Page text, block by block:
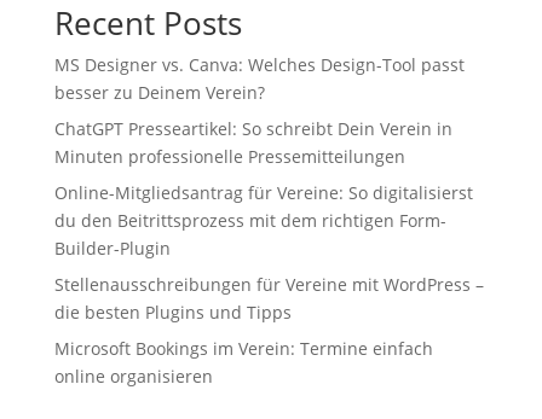
Recent Posts
MS Designer vs. Canva: Welches Design-Tool passt
besser zu Deinem Verein?
ChatGPT Presseartikel: So schreibt Dein Verein in
Minuten professionelle Pressemitteilungen
Online-Mitgliedsantrag für Vereine: So digitalisierst
du den Beitrittsprozess mit dem richtigen Form-
Builder-Plugin
Stellenausschreibungen für Vereine mit WordPress –
die besten Plugins und Tipps
Microsoft Bookings im Verein: Termine einfach
online organisieren